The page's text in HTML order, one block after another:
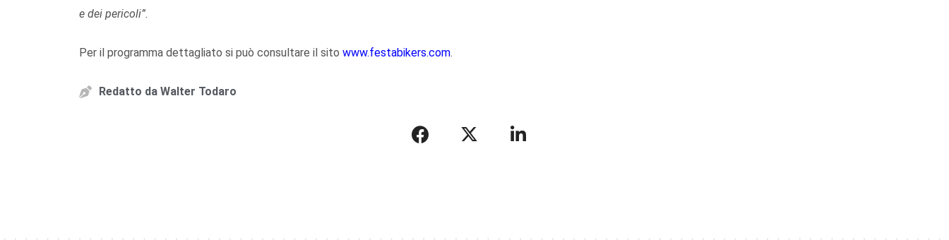
e dei pericoli”.
Per il programma dettagliato si può consultare il sito www.festabikers.com.
Redatto da Walter Todaro